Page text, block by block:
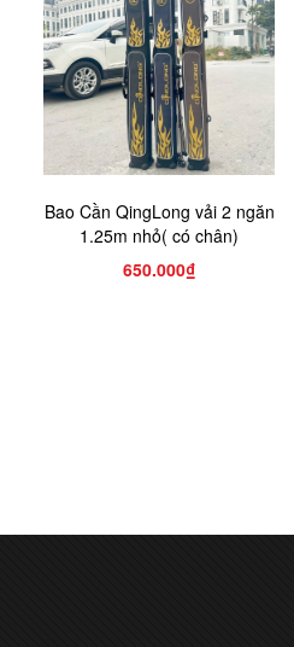
Bao Cần QingLong vải 2 ngăn
1.25m nhỏ( có chân)
650.000₫